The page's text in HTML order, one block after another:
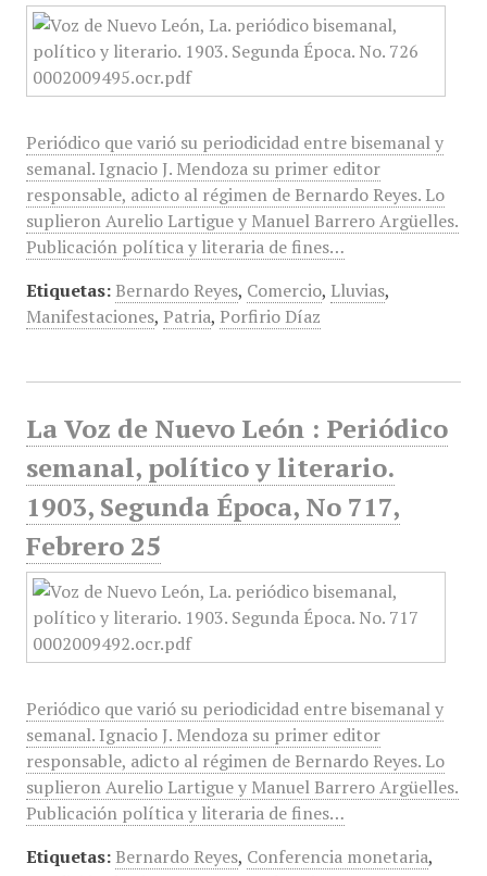
Periódico que varió su periodicidad entre bisemanal y
semanal. Ignacio J. Mendoza su primer editor
responsable, adicto al régimen de Bernardo Reyes. Lo
suplieron Aurelio Lartigue y Manuel Barrero Argüelles.
Publicación política y literaria de fines…
Etiquetas: Bernardo Reyes, Comercio, Lluvias,
Manifestaciones, Patria, Porfirio Díaz
La Voz de Nuevo León : Periódico
semanal, político y literario.
1903, Segunda Época, No 717,
Febrero 25
Periódico que varió su periodicidad entre bisemanal y
semanal. Ignacio J. Mendoza su primer editor
responsable, adicto al régimen de Bernardo Reyes. Lo
suplieron Aurelio Lartigue y Manuel Barrero Argüelles.
Publicación política y literaria de fines…
Etiquetas: Bernardo Reyes, Conferencia monetaria,